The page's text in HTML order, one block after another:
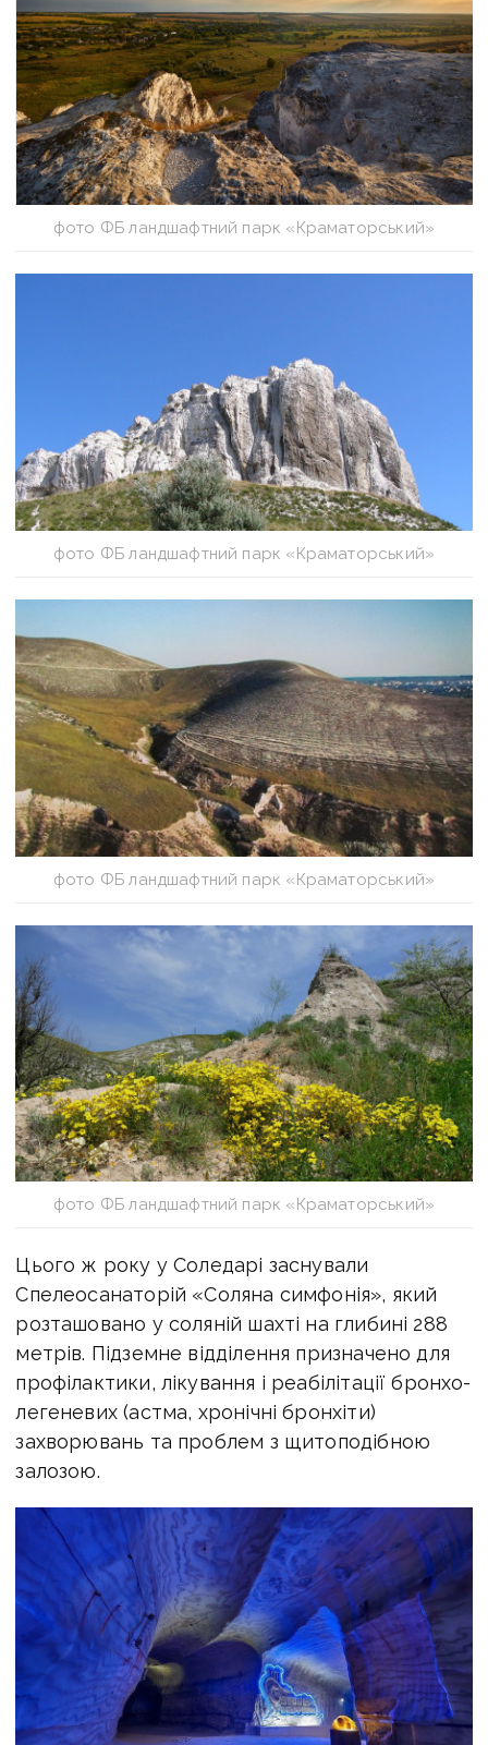
фото ФБ ландшафтний парк «Краматорський»
фото ФБ ландшафтний парк «Краматорський»
фото ФБ ландшафтний парк «Краматорський»
фото ФБ ландшафтний парк «Краматорський»
Цього ж року у Соледарі заснували
Спелеосанаторій «Соляна симфонія», який
розташовано у соляній шахті на глибині 288
метрів. Підземне відділення призначено для
профілактики, лікування і реабілітації бронхо-
легеневих (астма, хронічні бронхіти)
захворювань та проблем з щитоподібною
залозою.